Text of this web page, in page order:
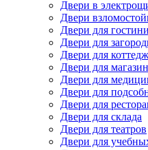
Двери в
Двери
Двери для
Двери для
Двери для
Двери для
Двери для
Двери для
Двери для
Двери для склада
Двери для театров
Двери для